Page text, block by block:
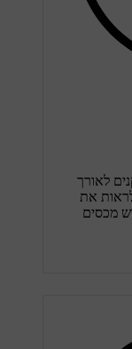
לאורך
את
מכסים